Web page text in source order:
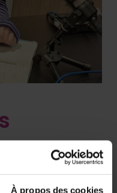
À propos des cookies